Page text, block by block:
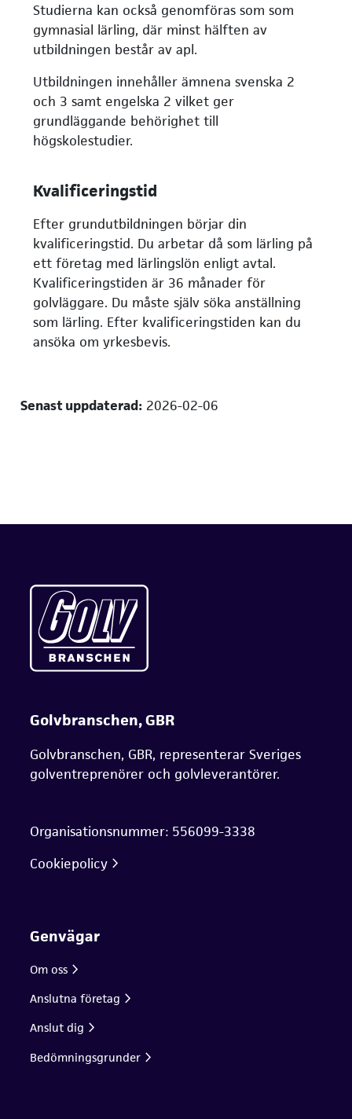
Studierna kan också genomföras som som
gymnasial lärling, där minst hälften av
utbildningen består av apl.
Utbildningen innehåller ämnena svenska 2
och 3 samt engelska 2 vilket ger
grundläggande behörighet till
högskolestudier.
Kvalificeringstid
Efter grundutbildningen börjar din
kvalificeringstid. Du arbetar då som lärling på
ett företag med lärlingslön enligt avtal.
Kvalificeringstiden är 36 månader för
golvläggare. Du måste själv söka anställning
som lärling. Efter kvalificeringstiden kan du
ansöka om yrkesbevis.
Senast uppdaterad: 2026-02-06
Golvbranschen, GBR
Golvbranschen, GBR, representerar Sveriges
golventreprenörer och golvleverantörer.
Organisationsnummer: 556099-3338
Cookiepolicy
Genvägar
Om oss
Anslutna företag
Anslut dig
Bedömningsgrunder